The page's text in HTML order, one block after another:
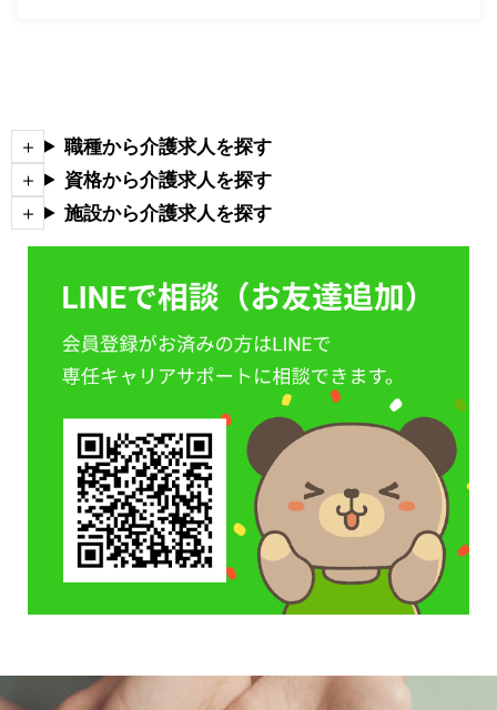
職種から介護求人を探す
資格から介護求人を探す
施設から介護求人を探す